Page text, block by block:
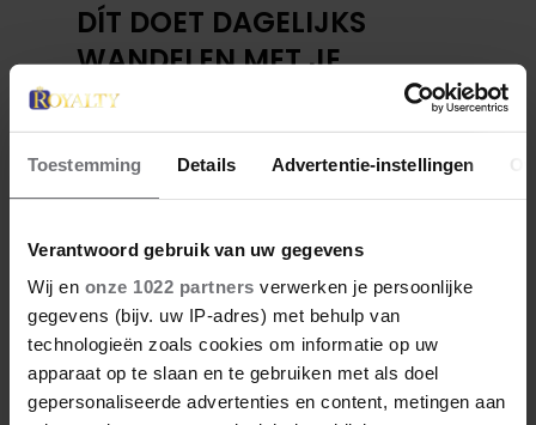
Toestemming Details Advertentie-instellingen
Verantwoord gebruik van uw gegevens
Wij en onze 1022 partners verwerken je persoonlijke
gegevens (bijv. uw IP-adres) met behulp van
technologieën zoals cookies om informatie op uw
apparaat op te slaan en te gebruiken met als doel
gepersonaliseerde advertenties en content, metingen aan
DÍT DOET DAGELIJKS
WANDELEN MET JE
EETLUST
meteen de voorraadkast in, en de ander
na zo’n zelfde wandeling verdwenen is. Dat
wandelen je honger simpelweg aanwakkert,
blijkt uit onderzoek een stuk te kort door de
bocht. Er gebeurt iets veel interessanters.